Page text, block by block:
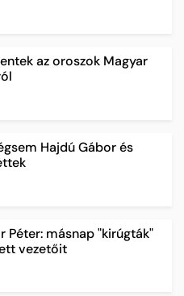
az oroszok Magyar
Hajdú Gábor és
Péter: másnap "kirúgták"
vezetőit